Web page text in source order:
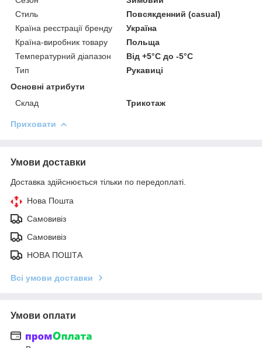
Стиль
Повсякденний (casual)
Країна реєстрації бренду
Україна
Країна-виробник товару
Польща
Температурний діапазон
Від +5°C до -5°C
Тип
Рукавиці
Основні атрибути
Склад
Трикотаж
Приховати
Умови доставки
Доставка здійснюється тільки по передоплаті.
Нова Пошта
Самовивіз
Самовивіз
НОВА ПОШТА
Всі умови доставки
Умови оплати